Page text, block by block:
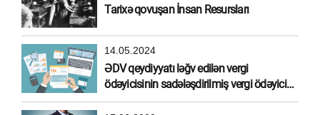
Tarixə qovuşan İnsan Resursları
14.05.2024
ƏDV qeydiyyatı ləğv edilən vergi
ödəyicisinin sadələşdirilmiş vergi ödəyicisi
olma hüququ